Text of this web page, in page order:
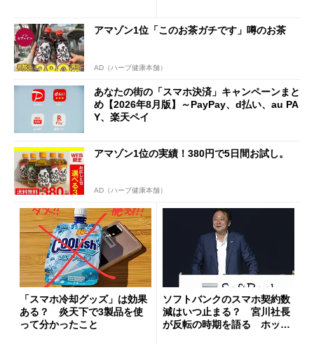
アマゾン1位「このお茶ガチです」噂のお茶
AD（ハーブ健康本舗）
あなたの街の「スマホ決済」キャンペーンまと
め【2026年8月版】～PayPay、d払い、au PA
Y、楽天ペイ
アマゾン1位の実績！380円で5日間お試し。
AD（ハーブ健康本舗）
「スマホ冷却グッズ」は効果
ある？ 炎天下で3製品を使
って分かったこと
ソフトバンクのスマホ契約数
減はいつ止まる？ 宮川社長
が反転の時期を語る ホッピ